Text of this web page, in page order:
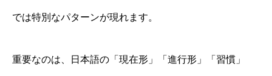
では特別なパターンが現れます。
重要なのは、日本語の「現在形」「進行形」「習慣」